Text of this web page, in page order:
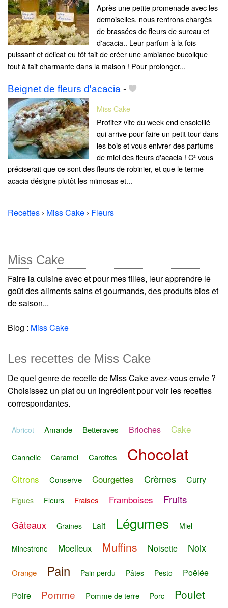
Après une petite promenade avec les
demoiselles, nous rentrons chargés
de brassées de fleurs de sureau et
d'acacia.. Leur parfum à la fois
puissant et délicat eu tôt fait de créer une ambiance bucolique
tout à fait charmante dans la maison ! Pour prolonger...
Beignet de fleurs d'acacia -
Miss Cake
Profitez vite du week end ensoleillé
qui arrive pour faire un petit tour dans
les bois et vous enivrer des parfums
de miel des fleurs d'acacia ! C² vous
préciserait que ce sont des fleurs de robinier, et que le terme
acacia désigne plutôt les mimosas et...
Recettes › Miss Cake › Fleurs
Miss Cake
Faire la cuisine avec et pour mes filles, leur apprendre le
goût des aliments sains et gourmands, des produits bios et
de saison...
Blog : Miss Cake
Les recettes de Miss Cake
De quel genre de recette de Miss Cake avez-vous envie ?
Choisissez un plat ou un ingrédient pour voir les recettes
correspondantes.
Abricot Amande Betteraves Brioches Cake
Cannelle Caramel Carottes Chocolat
Citrons Conserve Courgettes Crèmes Curry
Figues Fleurs Fraises Framboises Fruits
Gâteaux Graines Lait Légumes Miel
Minestrone Moelleux Muffins Noisette Noix
Orange Pain Pain perdu Pâtes Pesto
Poêlée
Poire
Pomme Pomme de terre Porc Poulet